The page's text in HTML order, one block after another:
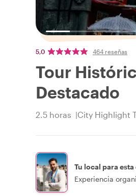
5,0 464 reseñas
Tour
Destacado
2.5 horas City Highlight
Tu local para
Experiencia